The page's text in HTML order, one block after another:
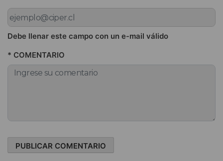
Debe llenar este campo con un e-mail válido
* COMENTARIO